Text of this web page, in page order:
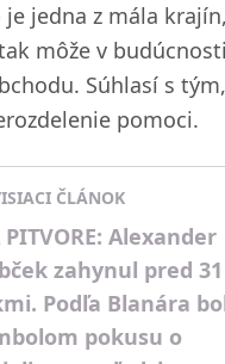
jedna z mála
môže v
Súhlasí s
pomoci.
ČLÁNOK
PITVORE: Alexander
zahynul pred 31
Podľa Blanára
pokusu o